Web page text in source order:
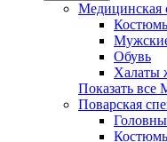
Медицинская
Обувь
Халаты
Показать все
Поварская